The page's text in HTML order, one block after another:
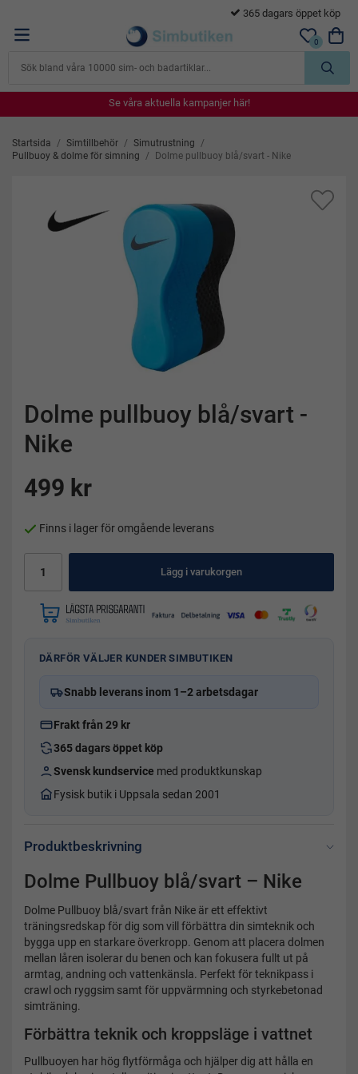
365 dagars öppet köp
0
Se våra aktuella kampanjer här!
Se våra aktuella kampanjer här!
Se våra aktuella kampanjer här!
Se våra aktuella kampanjer här!
Startsida / Simtillbehör / Simutrustning
/
Pullbuoy & dolme för simning
/ Dolme pullbuoy blå/svart - Nike
Dolme pullbuoy blå/svart -
Nike
499 kr
Finns i lager för omgående leverans
Lägg i varukorgen
DÄRFÖR VÄLJER KUNDER SIMBUTIKEN
Snabb leverans inom 1–2 arbetsdagar
Frakt från 29 kr
365 dagars öppet köp
Svensk kundservice med produktkunskap
Fysisk butik i Uppsala sedan 2001
Produktbeskrivning
Dolme Pullbuoy blå/svart – Nike
Dolme Pullbuoy blå/svart från Nike är ett effektivt
träningsredskap för dig som vill förbättra din simteknik och
bygga upp en starkare överkropp. Genom att placera dolmen
mellan låren isolerar du benen och kan fokusera fullt ut på
armtag, andning och vattenkänsla. Perfekt för teknikpass i
crawl och ryggsim samt för uppvärmning och styrkebetonad
simträning.
Förbättra teknik och kroppsläge i vattnet
Pullbuoyen har hög flytförmåga och hjälper dig att hålla en